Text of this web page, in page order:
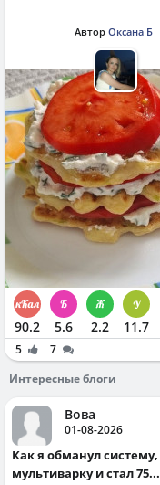
Автор Оксана Б
90.2 5.6 2.2 11.7
5
7
Интересные блоги
Вова
01-08-2026
Как я обманул систему, купил
мультиварку и стал 75...